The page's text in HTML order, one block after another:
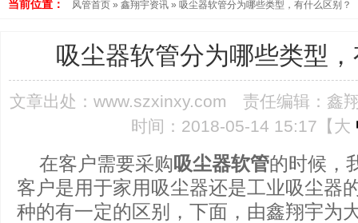
当前位置： 风管首页 » 鑫翔宇资讯 » 吸尘器软管分为哪些类型，有什么区别？
吸尘器软管分为哪些类型
文章出处： www.szxinxy.com
责任编辑：鑫
时间：2018-05-14 15:17【 大
在客户需要采购吸尘器软管的时候，
客户是用于家用吸尘器还是工业吸尘器
种的有一定的区别，下面，由鑫翔宇为